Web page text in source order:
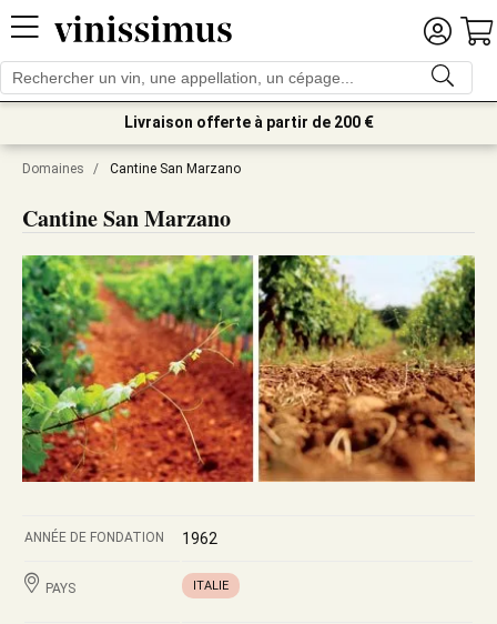
Livraison offerte à partir de 200 €
Domaines / Cantine San Marzano
Cantine San Marzano
ANNÉE DE FONDATION 1962
PAYS ITALIE